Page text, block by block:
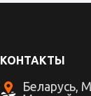
КОНТАКТЫ
Беларусь,